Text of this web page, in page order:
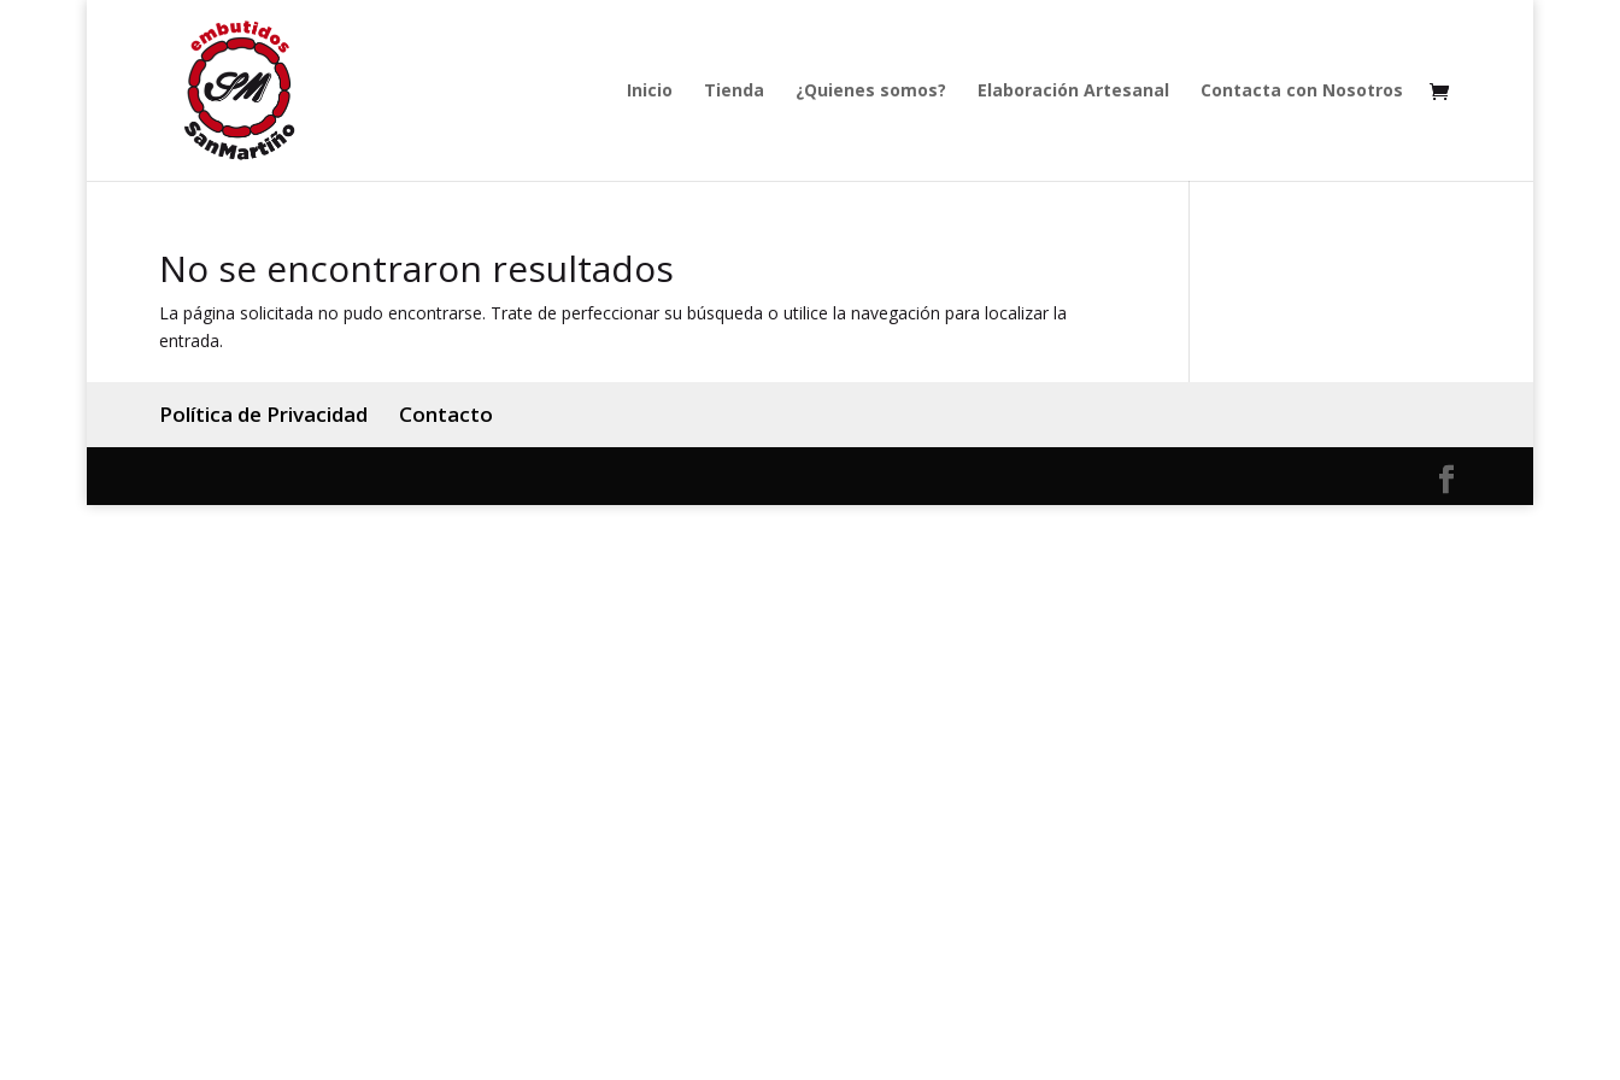
Inicio Tienda ¿Quienes somos? Elaboración Artesanal Contacta con Nosotros
No se encontraron resultados
La página solicitada no pudo encontrarse. Trate de perfeccionar su búsqueda o utilice la navegación para localizar la
entrada.
Política de Privacidad Contacto